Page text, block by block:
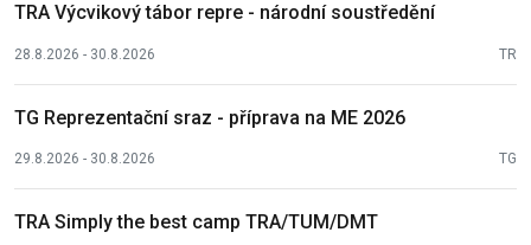
TRA Výcvikový tábor repre - národní soustředění
28.8.2026 - 30.8.2026 TR
TG Reprezentační sraz - příprava na ME 2026
29.8.2026 - 30.8.2026 TG
TRA Simply the best camp TRA/TUM/DMT